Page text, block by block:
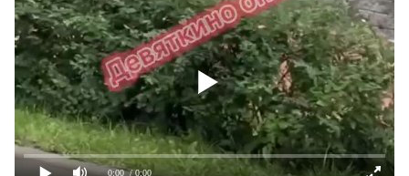
0:00 / 0:00